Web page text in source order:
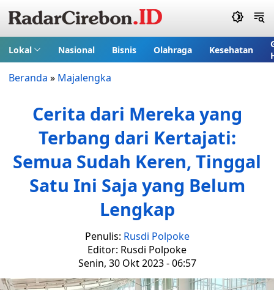
Lokal Nasional Bisnis Olahraga Kesehatan
Beranda » Majalengka
Cerita dari Mereka yang
Terbang dari Kertajati:
Semua Sudah Keren, Tinggal
Satu Ini Saja yang Belum
Lengkap
Penulis: Rusdi Polpoke
Editor: Rusdi Polpoke
Senin, 30 Okt 2023 - 06:57